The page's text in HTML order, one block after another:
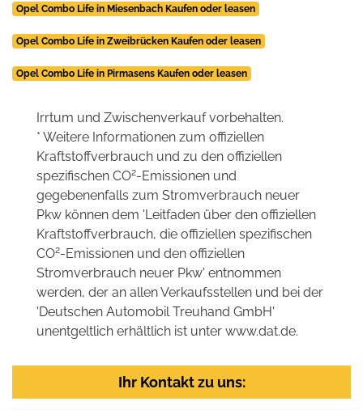
Opel Combo Life in Miesenbach Kaufen oder leasen
Opel Combo Life in Zweibrücken Kaufen oder leasen
Opel Combo Life in Pirmasens Kaufen oder leasen
Irrtum und Zwischenverkauf vorbehalten.
* Weitere Informationen zum offiziellen
Kraftstoffverbrauch und zu den offiziellen
spezifischen CO2-Emissionen und
gegebenenfalls zum Stromverbrauch neuer
Pkw können dem 'Leitfaden über den offiziellen
Kraftstoffverbrauch, die offiziellen spezifischen
CO2-Emissionen und den offiziellen
Stromverbrauch neuer Pkw' entnommen
werden, der an allen Verkaufsstellen und bei der
'Deutschen Automobil Treuhand GmbH'
unentgeltlich erhältlich ist unter www.dat.de.
Ihr Kontakt zu uns: